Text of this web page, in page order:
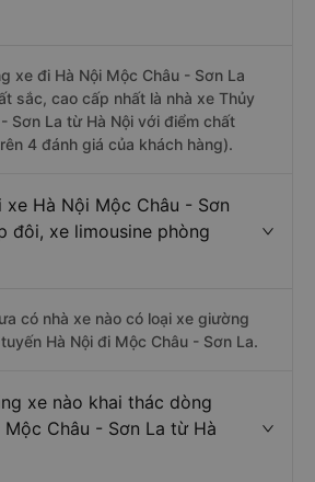
xe đi Hà Nội Mộc Châu - Sơn La
sắc, cao cấp nhất là nhà xe Thủy
Sơn La từ Hà Nội với điểm chất
4 đánh giá của khách hàng).
xe Hà Nội Mộc Châu - Sơn
đôi, xe limousine phòng
có nhà xe nào có loại xe giường
Hà Nội đi Mộc Châu - Sơn La.
xe nào khai thác dòng
Châu - Sơn La từ Hà